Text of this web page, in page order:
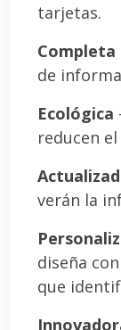
tarjetas.
Completa
de
Ecológica
reducen
verán la
diseña
que